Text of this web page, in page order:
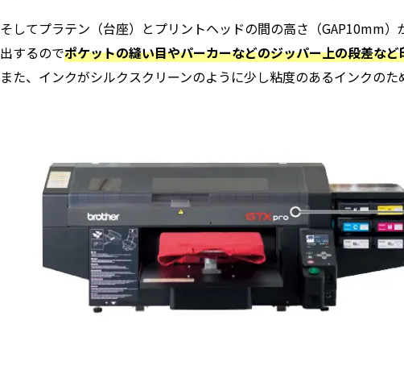
そしてプラテン（台座）とプリントヘッドの間の高さ（GAP10mm
出するのでポケットの縫い目やパーカーなどのジッパー上の段差な
また、インクがシルクスクリーンのように少し粘度のあるインクのた